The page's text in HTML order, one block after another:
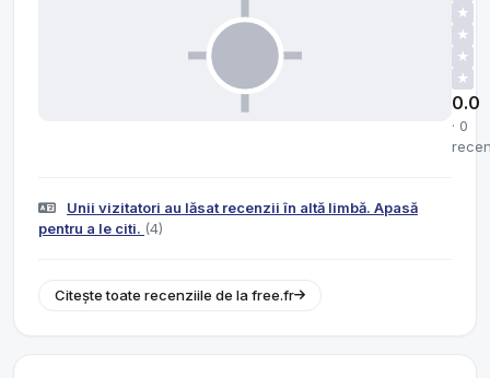
★
★
★
★
0.0
· 0
Unii vizitatori au lăsat recenzii în altă limbă. Apasă
pentru a le citi. (4)
Citește toate recenziile de la free.fr